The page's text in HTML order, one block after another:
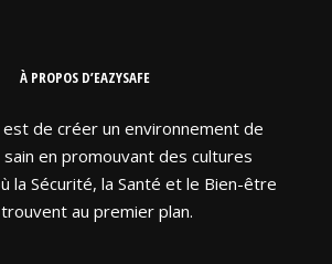
À PROPOS D’EAZYSAFE
de créer un environnement de
en promouvant des cultures
la Sécurité, la Santé et le Bien-être
au premier plan.